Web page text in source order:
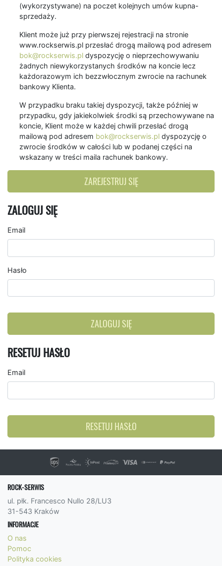
(wykorzystywane) na poczet kolejnych umów kupna-
sprzedaży.
Klient może już przy pierwszej rejestracji na stronie
www.rockserwis.pl przesłać drogą mailową pod adresem
bok@rockserwis.pl dyspozycję o nieprzechowywaniu
żadnych niewykorzystanych środków na koncie lecz
każdorazowym ich bezzwłocznym zwrocie na rachunek
bankowy Klienta.
W przypadku braku takiej dyspozycji, także później w
przypadku, gdy jakiekolwiek środki są przechowywane na
koncie, Klient może w każdej chwili przesłać drogą
mailową pod adresem bok@rockserwis.pl dyspozycję o
zwrocie środków w całości lub w podanej części na
wskazany w treści maila rachunek bankowy.
ZAREJESTRUJ SIĘ
ZALOGUJ SIĘ
Email
Hasło
ZALOGUJ SIĘ
RESETUJ HASŁO
Email
RESETUJ HASŁO
ROCK-SERWIS
ul. płk. Francesco Nullo 28/LU3
31-543 Kraków
INFORMACJE
O nas
Pomoc
Polityka cookies